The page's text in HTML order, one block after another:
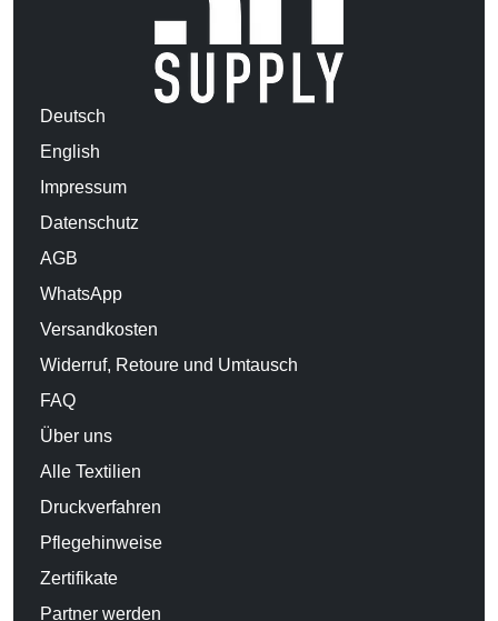
Deutsch
English
Impressum
Datenschutz
AGB
WhatsApp
Versandkosten
Widerruf, Retoure und Umtausch
FAQ
Über uns
Alle Textilien
Druckverfahren
Pflegehinweise
Zertifikate
Partner werden